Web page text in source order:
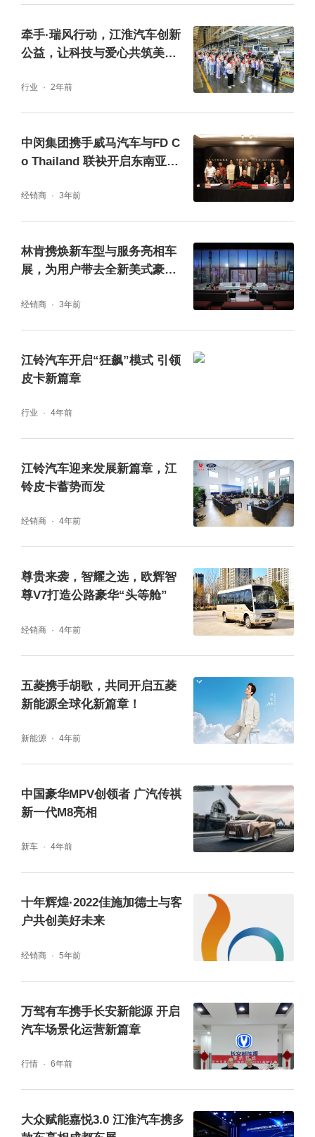
牵手·瑞风行动，江淮汽车创新
公益，让科技与爱心共筑美好
行业 2年前
中闵集团携手威马汽车与FD C
o Thailand 联袂开启东南亚市
经销商 3年前
林肯携焕新车型与服务亮相车
展，为用户带去全新美式豪华
经销商 3年前
江铃汽车开启“狂飙”模式 引领
皮卡新篇章
行业 4年前
江铃汽车迎来发展新篇章，江
铃皮卡蓄势而发
经销商 4年前
尊贵来袭，智耀之选，欧辉智
尊V7打造公路豪华“头等舱”
经销商 4年前
五菱携手胡歌，共同开启五菱
新能源全球化新篇章！
新能源 4年前
中国豪华MPV创领者 广汽传祺
新一代M8亮相
新车 4年前
十年辉煌·2022佳施加德士与客
户共创美好未来
经销商 5年前
万驾有车携手长安新能源 开启
汽车场景化运营新篇章
行情 6年前
大众赋能嘉悦3.0 江淮汽车携多